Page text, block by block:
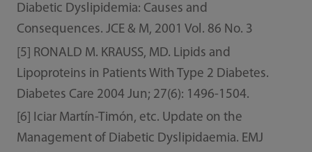
Diabetic Dyslipidemia: Causes and
Consequences. JCE & M, 2001 Vol. 86 No. 3
[5] RONALD M. KRAUSS, MD. Lipids and
Lipoproteins in Patients With Type 2 Diabetes.
Diabetes Care 2004 Jun; 27(6): 1496-1504.
[6] Iciar Martín-Timón, etc. Update on the
Management of Diabetic Dyslipidaemia. EMJ